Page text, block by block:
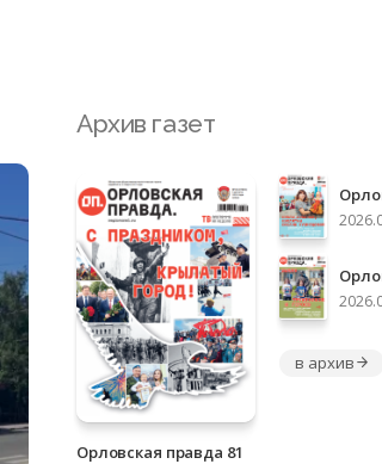
Архив газет
Орловская правда 81
в архив